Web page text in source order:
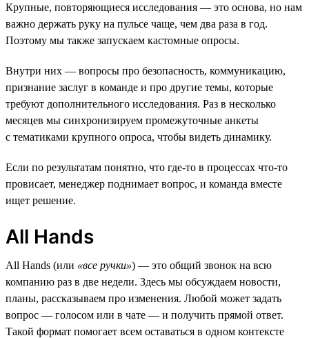
Крупные, повторяющиеся исследования — это основа, но нам
важно держать руку на пульсе чаще, чем два раза в год.
Поэтому мы также запускаем кастомные опросы.
Внутри них — вопросы про безопасность, коммуникацию,
признание заслуг в команде и про другие темы, которые
требуют дополнительного исследования. Раз в несколько
месяцев мы синхронизируем промежуточные анкеты
с тематиками крупного опроса, чтобы видеть динамику.
Если по результатам понятно, что где-то в процессах что-то
провисает, менеджер поднимает вопрос, и команда вместе
ищет решение.
All Hands
All Hands (или «все ручки») — это общий звонок на всю
компанию раз в две недели. Здесь мы обсуждаем новости,
планы, рассказываем про изменения. Любой может задать
вопрос — голосом или в чате — и получить прямой ответ.
Такой формат помогает всем оставаться в одном контексте